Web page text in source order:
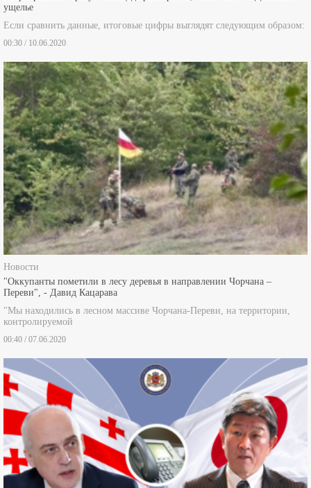
Если сравнить данные, итоговые цифры выглядят следующим образом:
00:30 / 10.06.2020
Новости
"Оккупанты пометили в лесу деревья в направлении Чорчана –
Переви", - Давид Кацарава
"Мы находились в лесном массиве Чорчана-Переви, на территории,
контролируемой
00:40 / 07.06.2020